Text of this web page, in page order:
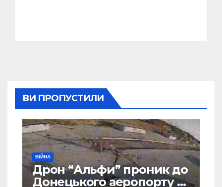
ВИ ПРОПУСТИЛИ
ВІЙНА
Дрон “Альфи” проник до
Донецького аеропорту та